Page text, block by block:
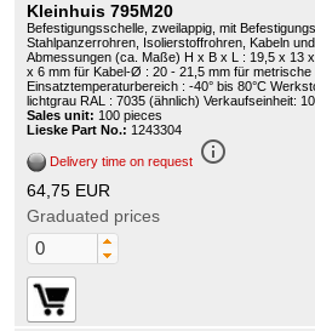
Kleinhuis 795M20
Befestigungsschelle, zweilappig, mit
Stahlpanzerrohren, Isolierstoffrohren, Kabeln
Abmessungen (ca. Maße) H x B x L : 19,5 x 13
x 6 mm für Kabel-Ø : 20 - 21,5 mm für
Einsatztemperaturbereich : -40° bis 80°C
lichtgrau RAL : 7035 (ähnlich) Verkaufseinheit:
Sales unit: 100 pieces
Lieske Part No.: 1243304
Delivery time on request info_outline
64,75 EUR
Graduated prices